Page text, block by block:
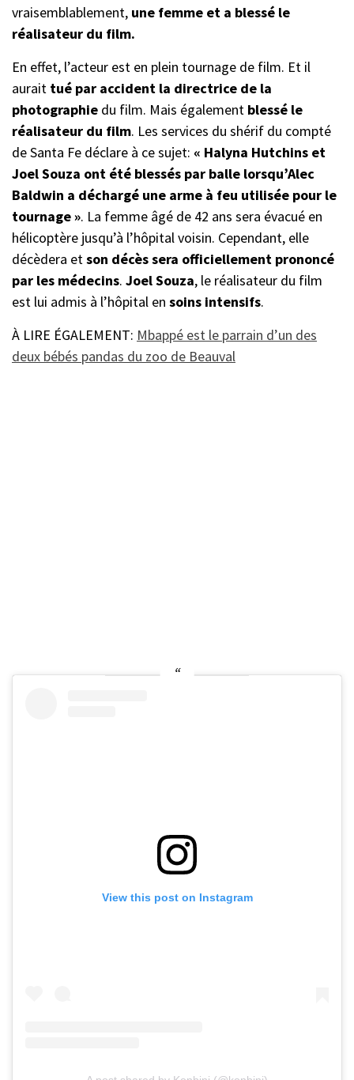
vraisemblablement, une femme et a blessé le
réalisateur du film.
En effet, l’acteur est en plein tournage de film. Et il
aurait tué par accident la directrice de la
photographie du film. Mais également blessé le
réalisateur du film. Les services du shérif du compté
de Santa Fe déclare à ce sujet: « Halyna Hutchins et
Joel Souza ont été blessés par balle lorsqu’Alec
Baldwin a déchargé une arme à feu utilisée pour le
tournage ». La femme âgé de 42 ans sera évacué en
hélicoptère jusqu’à l’hôpital voisin. Cependant, elle
décèdera etson décès sera officiellement prononcé
par les médecins. Joel Souza, le réalisateur du film
est lui admis à l’hôpital en soins intensifs.
À LIRE ÉGALEMENT: Mbappé est le parrain d’un des
deux bébés pandas du zoo de Beauval
View this post on Instagram